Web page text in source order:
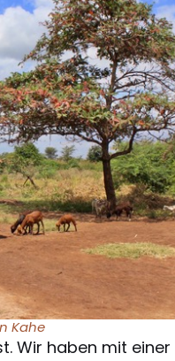
Kahe
Wir haben mit